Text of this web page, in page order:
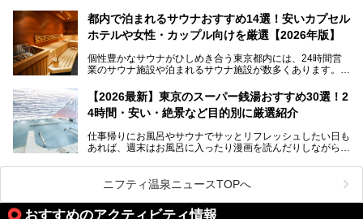
いおしゃれな名店15選を、おすすめの順番で一挙にご紹介
します。
ツァ大井町トラックス」がニューオープン。施設の様子をレ
ポ―トします。
都内で泊まれるサウナおすすめ14選！安いカプセル
ホテルや女性・カップル向けを厳選【2026年版】
個性豊かなサウナがひしめき合う東京都内には、24時間営
業のサウナ施設や泊まれるサウナ施設が数多くあります。
を旅の目的とする「サ旅」や自分へのご褒美のための宿泊な
ど、自分の好きなタイミングで好きなだけサ活ができるのが
魅力です。
最近では、男性専用施設だけでなく、カップルや女性に嬉し
い個室サウナも増えてきました。
ら、特におすすめしたい施設14選をご紹介します。
してみてください。
【2026最新】東京のスーパー銭湯おすすめ30選！2
4時間・安い・絶景など目的別に厳選紹介
仕事帰りにお風呂やサウナでサッとリフレッシュしたい日も
あれば、週末はお風呂に入ったり漫画を読んだりしながら一
また、終電を逃してしまい、「このまま朝までゆっくりでき
る場所があれば」と探した経験がある人も多いのではないで
しょうか。
ニフティ温泉ニュースTOPへ
おすすめのアクティビティ情報